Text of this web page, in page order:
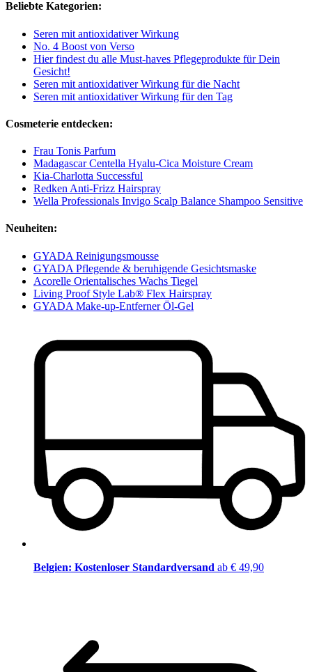
Beliebte Kategorien:
Seren mit antioxidativer Wirkung
No. 4 Boost von Verso
Hier findest du alle Must-haves Pflegeprodukte für Dein
Gesicht!
Seren mit antioxidativer Wirkung für die Nacht
Seren mit antioxidativer Wirkung für den Tag
Cosmeterie entdecken:
Frau Tonis Parfum
Madagascar Centella Hyalu-Cica Moisture Cream
Kia-Charlotta Successful
Redken Anti-Frizz Hairspray
Wella Professionals Invigo Scalp Balance Shampoo Sensitive
Neuheiten:
GYADA Reinigungsmousse
GYADA Pflegende & beruhigende Gesichtsmaske
Acorelle Orientalisches Wachs Tiegel
Living Proof Style Lab® Flex Hairspray
GYADA Make-up-Entferner Öl-Gel
Belgien: Kostenloser Standardversand ab € 49,90